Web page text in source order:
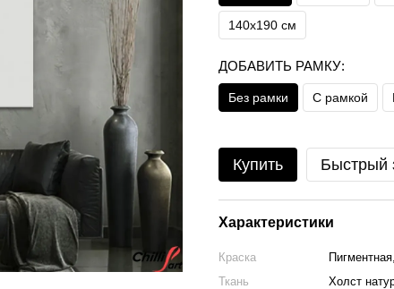
140x190 см
ДОБАВИТЬ РАМКУ:
Без рамки С рамкой
Купить Быстрый
Характеристики
Краска
Ткань
Холст